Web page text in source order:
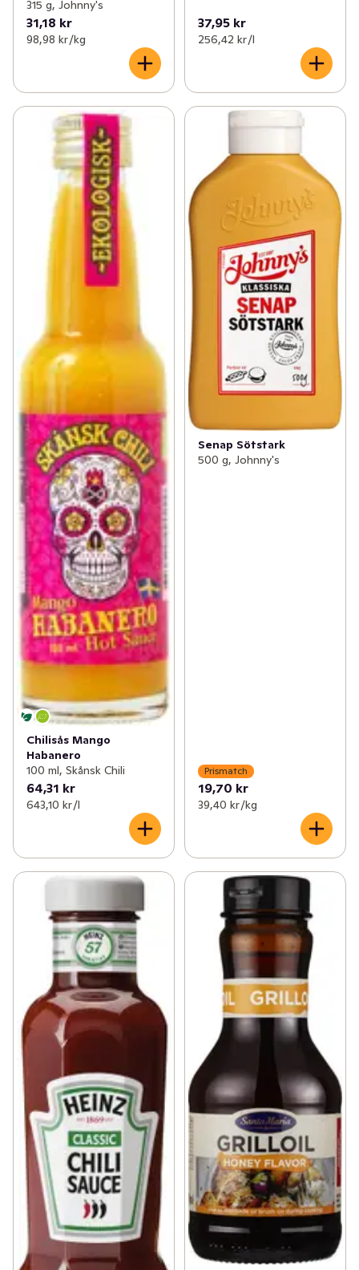
315 g, Johnny's
31,18 kr
98,98 kr /kg
37,95 kr
256,42 kr /l
Chilisås Mango
Habanero
100 ml, Skånsk Chili
64,31 kr
643,10 kr /l
Senap Sötstark
500 g, Johnny's
Prismatch
19,70 kr
39,40 kr /kg